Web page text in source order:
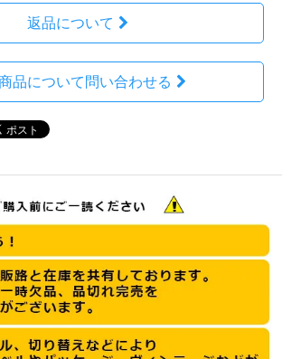
返品について
品について問い合わせる